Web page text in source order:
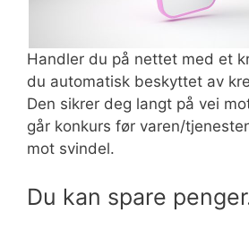
Handler du på nettet med et
du automatisk beskyttet av
Den sikrer deg langt på vei
går konkurs før varen/
mot svindel.
Du kan spare